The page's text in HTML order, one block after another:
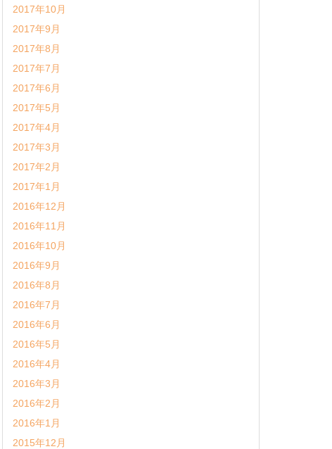
2017年10月
2017年9月
2017年8月
2017年7月
2017年6月
2017年5月
2017年4月
2017年3月
2017年2月
2017年1月
2016年12月
2016年11月
2016年10月
2016年9月
2016年8月
2016年7月
2016年6月
2016年5月
2016年4月
2016年3月
2016年2月
2016年1月
2015年12月